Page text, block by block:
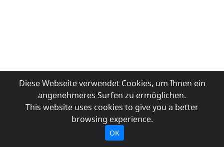
Diese Webseite verwendet Cookies, um Ihnen ein
angenehmeres Surfen zu ermöglichen.
This website uses cookies to give you a better
browsing experience.
OK